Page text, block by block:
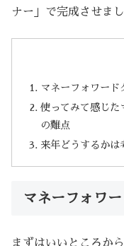
ナー」で完成させまし
マネーフォワード
使ってみて感じた
の難点
来年どうするかは
マネーフォワ
まずはいいところか